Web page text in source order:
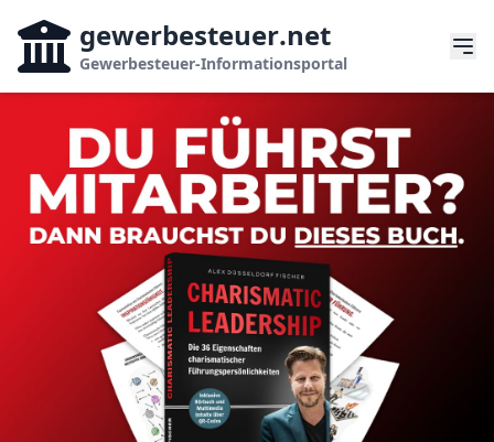
gewerbesteuer.net
Gewerbesteuer-Informationsportal